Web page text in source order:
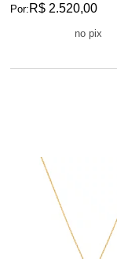
Por: R$ 2.520,00
no pix